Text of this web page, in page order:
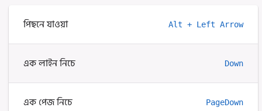
পিছনে যাওয়া Alt + Left Arrow
এক লাইন নিচে Down
এক পেজ নিচে PageDown